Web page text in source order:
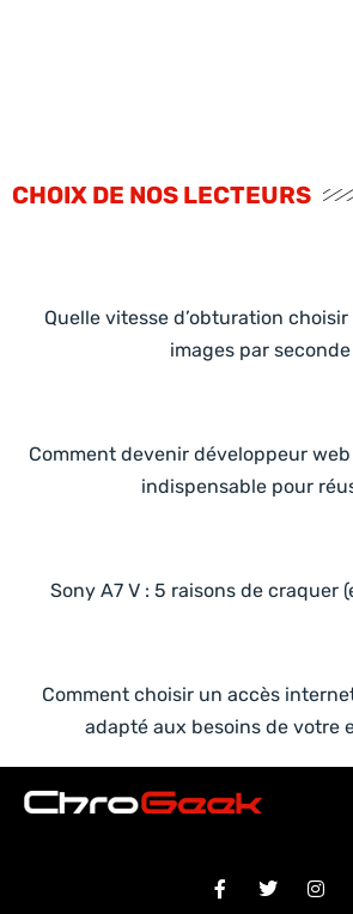
CHOIX DE NOS LECTEURS
Quelle vitesse d’obturation
images par seconde
Comment devenir développeur
indispensable pour
Sony A7 V : 5 raisons de craquer
Comment choisir un accès
adapté aux besoins de votre